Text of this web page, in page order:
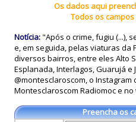
Os dados aqui
Todos os
Notícia: "Após o crime, fugiu (...),
e, em seguida, pelas viaturas da
diversos bairros, entre eles Alto
Esplanada, Interlagos, Guarujá e
@montesclaroscom, o Instagram
Montesclaroscom Radiomoc e
Preencha os